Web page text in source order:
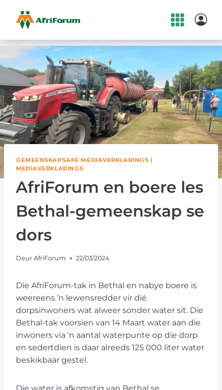
to
content
GEMEENSKAPSAKE MEDIAVERKLARINGS |
MEDIAVERKLARINGS
AfriForum en boere les
Bethal-gemeenskap se
dors
Deur AfriForum 22/03/2024
Die AfriForum-tak in Bethal en nabye boere is
weereens ’n lewensredder vir dié
dorpsinwoners wat alweer sonder water sit. Die
Bethal-tak voorsien van 14 Maart water aan die
inwoners via ’n aantal waterpunte op die dorp
en sedertdien is daar alreeds 125 000 liter water
beskikbaar gestel.